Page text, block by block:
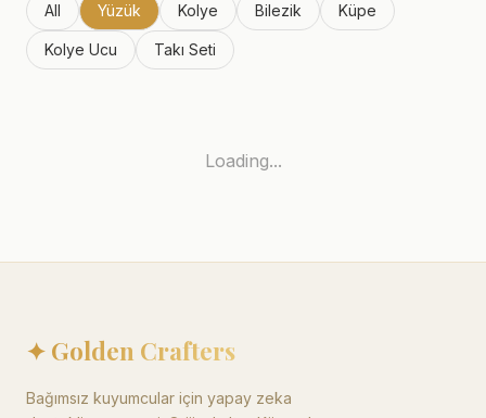
All Yüzük Kolye Bilezik Küpe
Kolye Ucu Takı Seti
Loading...
✦ Golden Crafters
Bağımsız kuyumcular için yapay zeka